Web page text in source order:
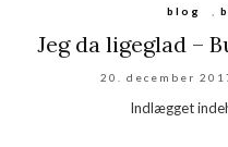
blog
Jeg da ligeglad –
20. december
Indlægget